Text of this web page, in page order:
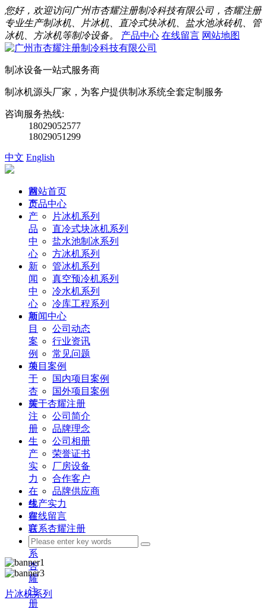
您好，欢迎访问广州市杏耀注册制冷科技有限公司，杏耀注册
专业生产制冰机、片冰机、直冷式块冰机、盐水池冰砖机、管
冰机、方冰机等制冷设备。
产品中心 在线留言 网站地图
制冰设备一站式服务商
制冰机源头厂家，为客户提供制冰系统全套定制服务
咨询服务热线:
18029052577
18029051299
中文 English
首
页
产
品
中
心
新
闻
中
心
项
目
案
例
关
于
杏
耀
注
册
生
产
实
力
在
线
留
言
联
系
杏
耀
注
册
网站首页
产品中心
片冰机系列
直冷式块冰机系列
盐水池制冰系列
方冰机系列
管冰机系列
真空预冷机系列
冷水机系列
冷库工程系列
新闻中心
公司动态
行业资讯
常见问题
项目案例
国内项目案例
国外项目案例
关于杏耀注册
公司简介
品牌理念
公司相册
荣誉证书
厂房设备
合作客户
品牌供应商
生产实力
在线留言
联系杏耀注册
片冰机系列